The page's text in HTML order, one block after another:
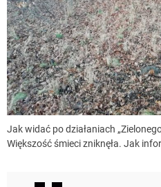
Jak widać po działaniach
Większość śmieci zniknęła. Jak